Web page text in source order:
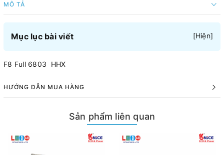
MÔ TẢ
Mục lục bài viết [Hiện]
F8 Full 6803 HHX
HƯỚNG DẪN MUA HÀNG
Sản phẩm liên quan